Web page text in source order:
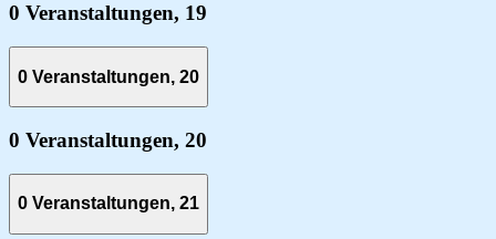
0 Veranstaltungen, 19
0 Veranstaltungen, 20
0 Veranstaltungen, 20
0 Veranstaltungen, 21